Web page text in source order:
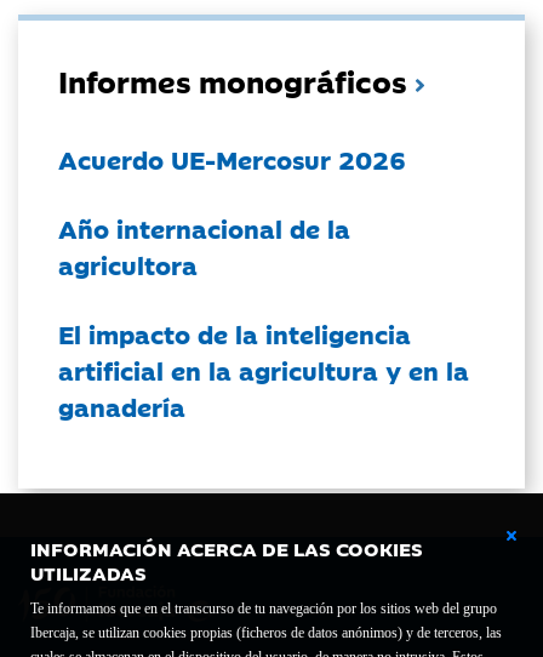
INFORMACIÓN ACERCA DE LAS COOKIES
UTILIZADAS
Te informamos que en el transcurso de tu navegación por los sitios web del grupo
Ibercaja, se utilizan cookies propias (ficheros de datos anónimos) y de terceros, las
Informes monográficos
Acuerdo UE-Mercosur 2026
Año internacional de la
agricultora
El impacto de la inteligencia
artificial en la agricultura y en la
ganadería